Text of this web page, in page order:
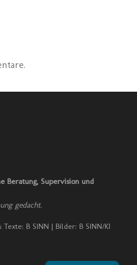
Beratung, Supervision und
gedacht.
Texte: B SINN | Bilder: B SINN/KI